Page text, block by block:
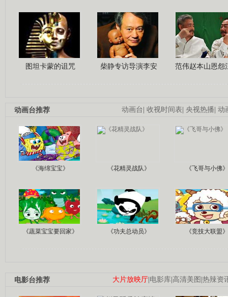
图坦卡蒙的诅咒 柴静专访导演李安 范伟赵本山恩怨
动画台| 收视时间表| 央视热播| 动
动画台推荐
《海绵宝宝》 《花精灵战队》 《飞哥与小佛》
《蔬菜宝宝要回家》 《功夫总动员》 《竞技大联盟》
大片放映厅|电影库|高清美图 |热辣资
电影台推荐